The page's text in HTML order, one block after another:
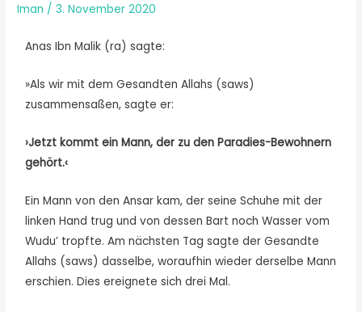
Iman /3. November 2020
Anas Ibn Malik (ra) sagte:
»Als wir mit dem Gesandten Allahs (saws)
zusammensaßen, sagte er:
›Jetzt kommt ein Mann, der zu den Paradies-Bewohnern
gehört.‹
Ein Mann von den Ansar kam, der seine Schuhe mit der
linken Hand trug und von dessen Bart noch Wasser vom
Wudu’ tropfte. Am nächsten Tag sagte der Gesandte
Allahs (saws) dasselbe, woraufhin wieder derselbe Mann
erschien. Dies ereignete sich drei Mal.